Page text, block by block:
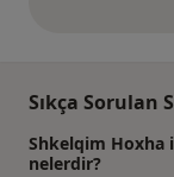
Sıkça Sorulan
Shkelqim Hoxha
nelerdir?